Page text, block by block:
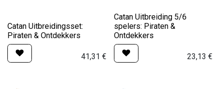
Catan Uitbreidingsset:
Piraten & Ontdekkers
41,31 €
Catan Uitbreiding 5/6
spelers: Piraten &
Ontdekkers
23,13 €